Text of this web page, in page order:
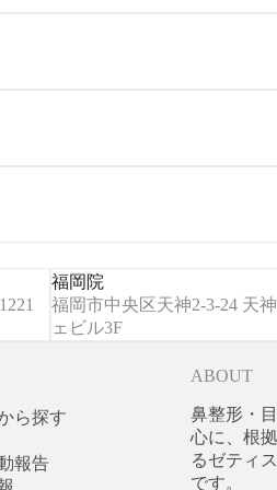
福岡院
福岡市中央区天神2-3-24 天
ェビル3F
ら探す
報告
ABOUT
鼻整形・
心に、根
るゼティ
です。